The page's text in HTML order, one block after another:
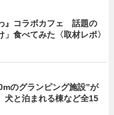
』コラボカフェ 話題の
」食べてみた〈取材レポ〉
のグランピング施設”が
と泊まれる棟など全15